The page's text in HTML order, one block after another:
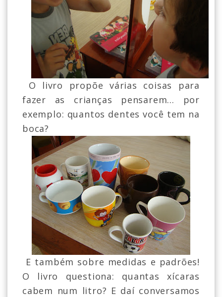
O livro propõe várias coisas para
fazer as crianças pensarem... por
exemplo: quantos dentes você tem na
boca?
E também sobre medidas e padrões!
O livro questiona: quantas xícaras
cabem num litro? E daí conversamos